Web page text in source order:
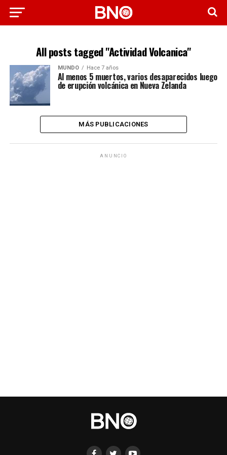
All posts tagged "Actividad Volcanica"
MUNDO Hace 7 años
Al menos 5 muertos, varios desaparecidos luego
de erupción volcánica en Nueva Zelanda
MÁS PUBLICACIONES
ANUNCIO